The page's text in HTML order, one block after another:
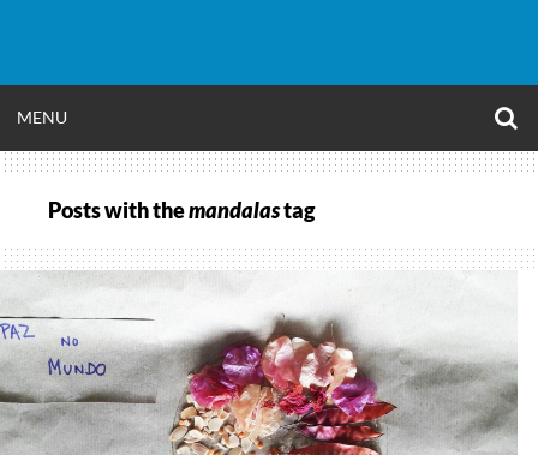
MENU
MENU
Posts with themandalastag